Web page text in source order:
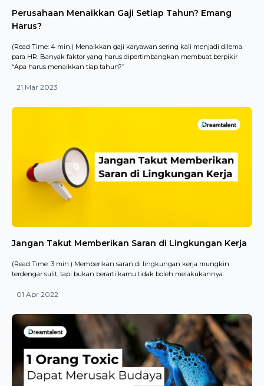
Perusahaan Menaikkan Gaji Setiap Tahun? Emang
Harus?
(Read Time: 4 min.) Menaikkan gaji karyawan sering kali menjadi dilema
para HR. Banyak faktor yang harus dipertimbangkan membuat berpikir
“Apa harus menaikkan tiap tahun?”
21 Mar 2023
Jangan Takut Memberikan Saran di Lingkungan Kerja
(Read Time: 3 min.) Memberikan saran di lingkungan kerja mungkin
terdengar sulit, tapi bukan berarti kamu tidak boleh melakukannya.
01 Apr 2022